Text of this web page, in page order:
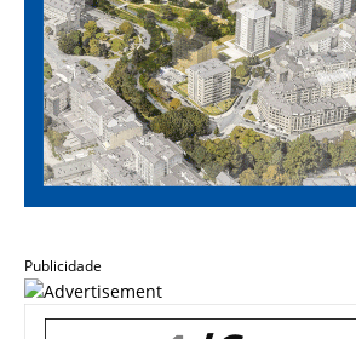
Publicidade